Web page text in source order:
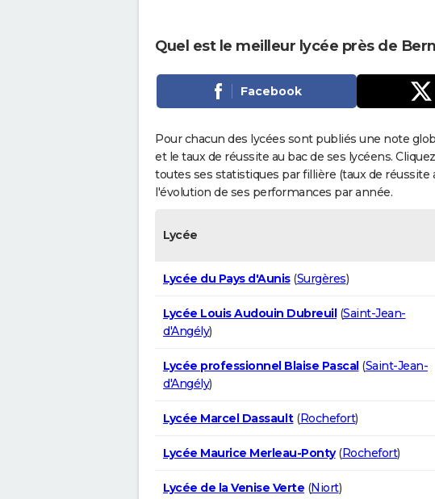
Quel est le meilleur lycée près de
Facebook
Pour chacun des lycées sont publiés une note
et le taux de réussite au bac de ses lycéens.
toutes ses statistiques par fillière (taux de réussite
l'évolution de ses performances par année.
Lycée
Lycée du Pays d'Aunis(Surgères)
Lycée Louis Audouin Dubreuil(Saint-Jean-
d'Angély)
Lycée professionnel Blaise Pascal(Saint-Jean-
d'Angély)
Lycée Marcel Dassault(Rochefort)
Lycée Maurice Merleau-Ponty(Rochefort)
Lycée de la Venise Verte (Niort)